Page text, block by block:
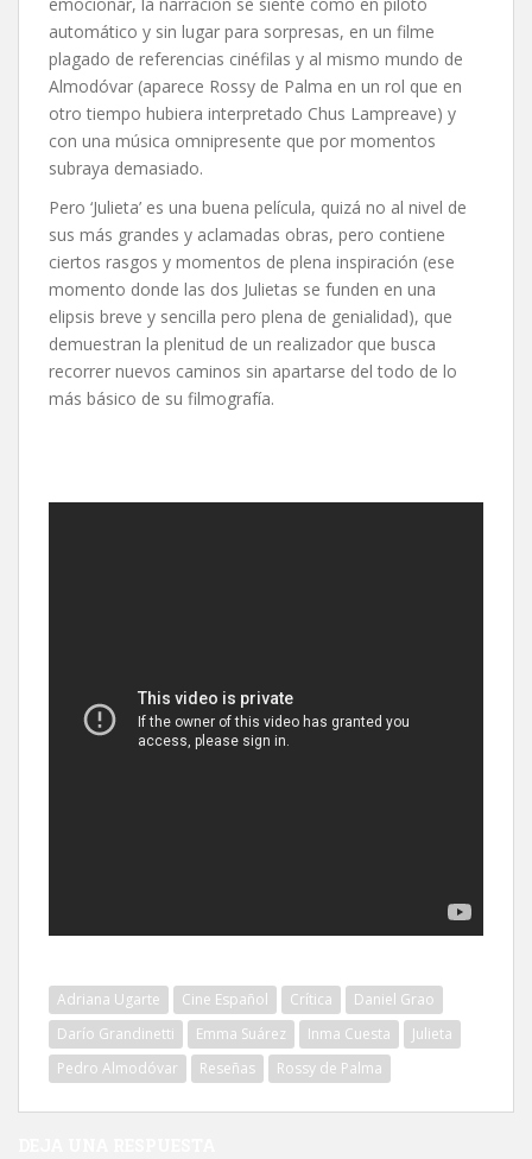
automático y sin lugar para sorpresas, en un filme
plagado de referencias cinéfilas y al mismo mundo de
Almodóvar (aparece Rossy de Palma en un rol que en
otro tiempo hubiera interpretado Chus Lampreave) y
con una música omnipresente que por momentos
subraya demasiado.
Pero ‘Julieta’ es una buena película, quizá no al nivel de
sus más grandes y aclamadas obras, pero contiene
ciertos rasgos y momentos de plena inspiración (ese
momento donde las dos Julietas se funden en una
elipsis breve y sencilla pero plena de genialidad), que
demuestran la plenitud de un realizador que busca
recorrer nuevos caminos sin apartarse del todo de lo
más básico de su filmografía.
Adriana Ugarte Cine Español Crítica
Daniel Grao
Darío Grandinetti
Emma Suárez Inma Cuesta
Julieta
Pedro Almodóvar
Reseñas Rossy de Palma